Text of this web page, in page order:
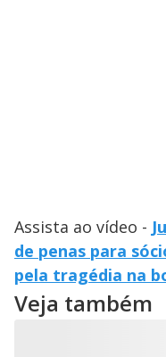
Assista ao vídeo -
de penas para
pela tragédia na
Veja também